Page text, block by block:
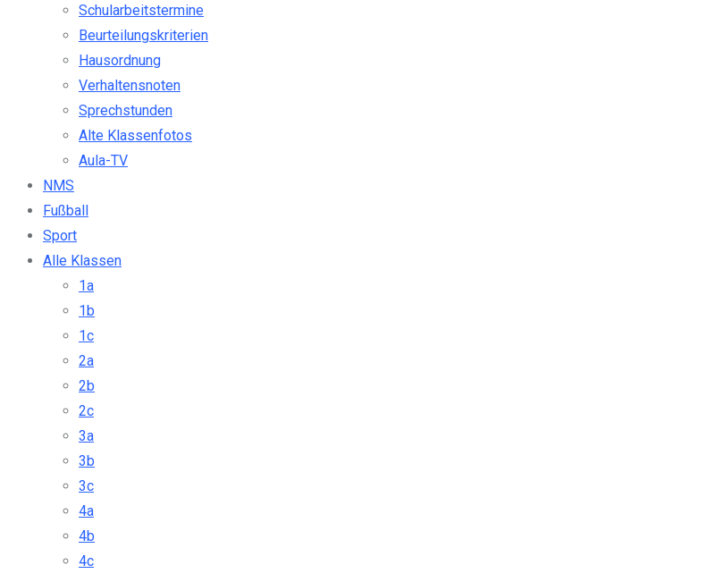
Schularbeitstermine
Beurteilungskriterien
Hausordnung
Verhaltensnoten
Sprechstunden
Alte Klassenfotos
Aula-TV
NMS
Fußball
Sport
Alle Klassen
1a
1b
1c
2a
2b
2c
3a
3b
3c
4a
4b
4c